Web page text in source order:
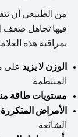
من الطبيعي أن
فيها تجاهل ضعف
بمراقبة هذه
الوزن لا يزيد على
المنتظمة
مستويات طاقة
الأمراض المتكررة
الشائعة